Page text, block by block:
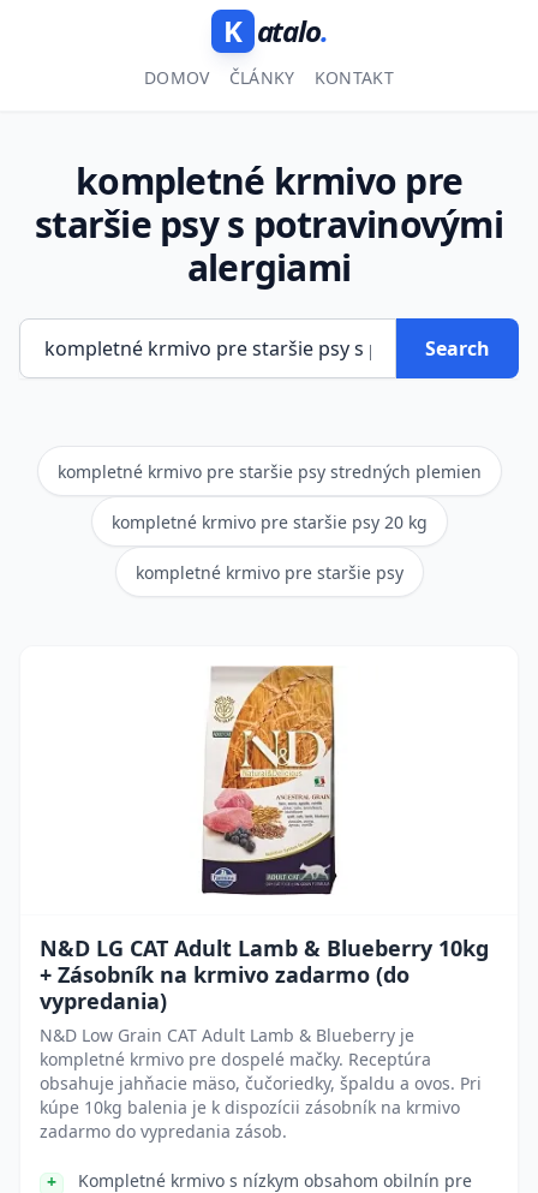
K atalo.
DOMOV ČLÁNKY KONTAKT
kompletné krmivo pre
staršie psy s potravinovými
alergiami
Search
kompletné krmivo pre staršie psy stredných plemien
kompletné krmivo pre staršie psy 20 kg
kompletné krmivo pre staršie psy
N&D LG CAT Adult Lamb & Blueberry 10kg
+ Zásobník na krmivo zadarmo (do
vypredania)
N&D Low Grain CAT Adult Lamb & Blueberry je
kompletné krmivo pre dospelé mačky. Receptúra
obsahuje jahňacie mäso, čučoriedky, špaldu a ovos. Pri
kúpe 10kg balenia je k dispozícii zásobník na krmivo
zadarmo do vypredania zásob.
Kompletné krmivo s nízkym obsahom obilnín pre